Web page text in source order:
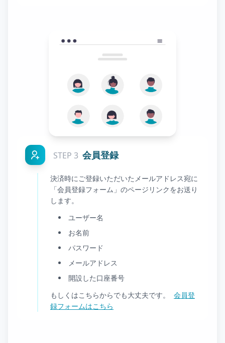
STEP 3 会員登録
決済時にご登録いただいたメールアドレス宛に
「会員登録フォーム」のページリンクをお送り
します。
ユーザー名
お名前
パスワード
メールアドレス
開設した口座番号
もしくはこちらからでも大丈夫です。
会員登
録フォームはこちら